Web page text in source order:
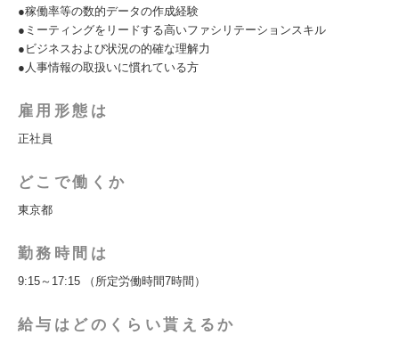
●稼働率等の数的データの作成経験
●ミーティングをリードする高いファシリテーションスキル
●ビジネスおよび状況の的確な理解力
●人事情報の取扱いに慣れている方
雇用形態は
正社員
どこで働くか
東京都
勤務時間は
9:15～17:15 （所定労働時間7時間）
給与はどのくらい貰えるか